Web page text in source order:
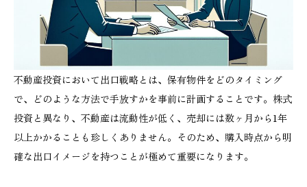
不動産投資において出口戦略とは、保有物件をどのタイミング
で、どのような方法で手放すかを事前に計画することです。株式
投資と異なり、不動産は流動性が低く、売却には数ヶ月から1年
以上かかることも珍しくありません。そのため、購入時点から明
確な出口イメージを持つことが極めて重要になります。